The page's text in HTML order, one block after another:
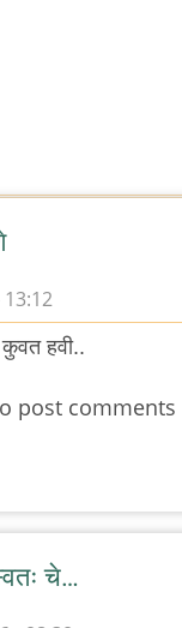
कुवत हवी..
post comments
चे…